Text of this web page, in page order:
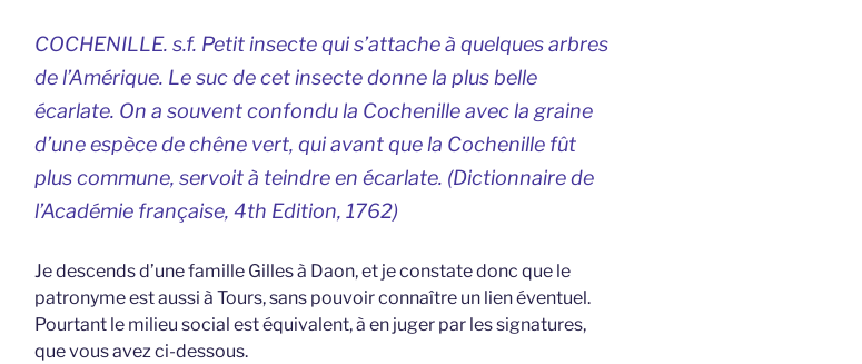
COCHENILLE. s.f. Petit insecte qui s’attache à quelques arbres
de l’Amérique. Le suc de cet insecte donne la plus belle
écarlate. On a souvent confondu la Cochenille avec la graine
d’une espèce de chêne vert, qui avant que la Cochenille fût
plus commune, servoit à teindre en écarlate. (Dictionnaire de
l’Académie française, 4th Edition, 1762)
Je descends d’une famille Gilles à Daon, et je constate donc que le
patronyme est aussi à Tours, sans pouvoir connaître un lien éventuel.
Pourtant le milieu social est équivalent, à en juger par les signatures,
que vous avez ci-dessous.